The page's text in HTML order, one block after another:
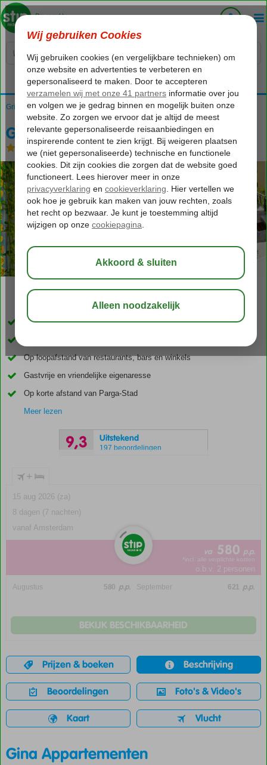
Voelt als thuiskomen...
Griekenland Parga Parga-Stad Gina Appartementen
Gina Appartementen
Logies Appartement
Kleinschalig en knus complex
Op loopafstand van restaurants, bars en winkels
Gastvrije en vriendelijke eigenaresse
Op korte afstand van Parga-Stad
Meer lezen
9,3 Uitstekend
197 beoordelingen
+
15 aug 2026 (za)
8 dagen (7 nachten)
vanaf Amsterdam
va 580 p.p.
*incl. alle verplichte kosten
o.b.v. 2 personen
Augustus 580 p.p. September 621 p.p.
BEKIJK BESCHIKBAARHEID
Prijzen & boeken Beschrijving
Beoordelingen Foto's & Video's
Kaart Vlucht
Gina Appartementen